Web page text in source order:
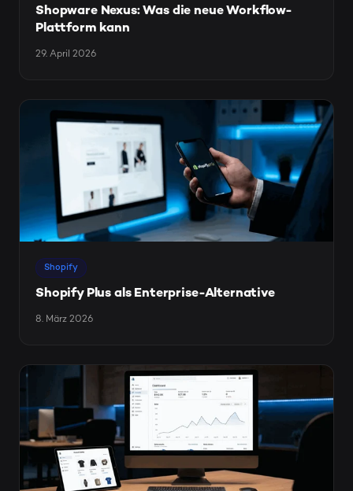
Shopware Nexus: Was die neue Workflow-
Plattform kann
29. April 2026
Shopify
Shopify Plus als Enterprise-Alternative
8. März 2026